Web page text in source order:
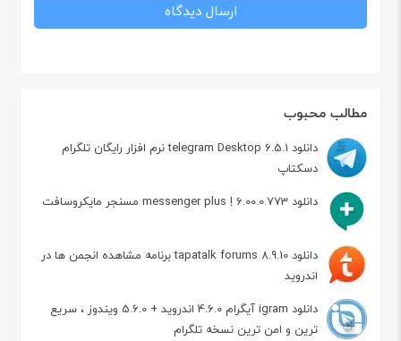
مطالب محبوب
دانلود telegram Desktop 6.5.1 نرم افزار رایگان تلگرام
دسکتاپ
دانلود messenger plus ! 6.00.0.773 مسنجر مایکروسافت
دانلود tapatalk forums 8.9.10 برنامه مشاهده انجمن ها در
اندروید
دانلود igram آیگرام 4.6.0 اندروید + 5.6.0 ویندوز ، سریع
ترین و امن ترین نسخه تلگرام